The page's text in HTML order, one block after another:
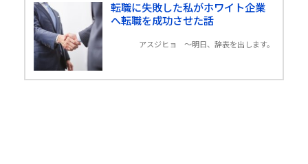
転職に失敗した私がホワイト企業
へ転職を成功させた話
アスジヒョ 〜明日、辞表を出します。